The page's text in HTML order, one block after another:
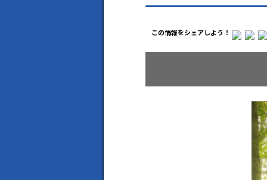
この情報をシェアしよう！